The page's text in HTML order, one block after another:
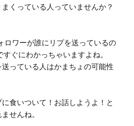
くっている人っていませんか？
ワーが誰にリプを送っているの
ぐにわかっちゃいますよね。
っている人はかまちょの可能性
食いついて！お話しようよ！と
せんね。